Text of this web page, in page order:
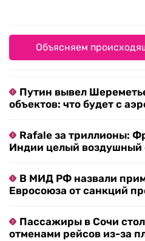
Объясняем
Путин вывел
объектов: что будет с
Rafale за триллионы:
Индии целый воздушный
В МИД РФ назвали
Евросоюза от санкций
Пассажиры в Сочи
отменами рейсов из-за